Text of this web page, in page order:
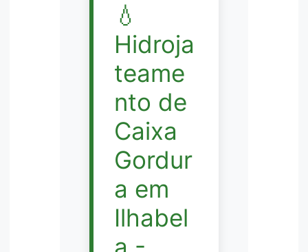
💧
Hidroja
teame
nto de
Caixa
Gordur
a em
Ilhabel